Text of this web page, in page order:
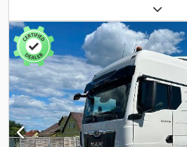
,
szín:fehér, vezetőfülke:alvófülke,
kibocsátási osztály:Euro 6, Gyártási év:
AdBlue, EBS (Elektronikus
stabilitásprogram (ESP), fedélzeti
központi zár, légkondicionálás,
felszereltség = - Légrugózás -
Szerszámosláda = Megjegyzések =
készleten: MAN TGL 12.250 2020 11/
WMAN14ZZ7MY418917 584.782 km MAN